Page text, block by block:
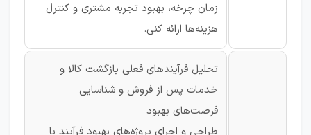
زمان چرخه، بهبود تجربه مشتری و کنترل
هزینه‌ها ارائه کنی.
تحلیل فرآیندهای فعلی بازگشت کالا و
خدمات پس از فروش و شناسایی
فرصت‌های بهبود